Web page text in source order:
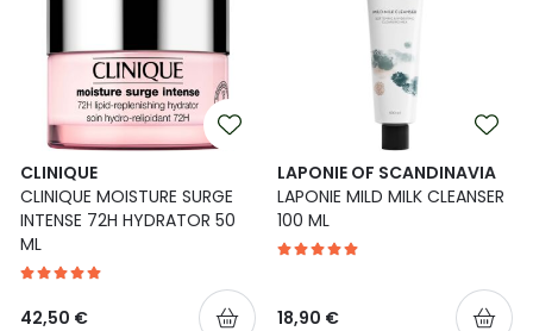
CLINIQUE
CLINIQUE MOISTURE SURGE
INTENSE 72H HYDRATOR 50
ML
42,50 €
LAPONIE OF SCANDINAVIA
LAPONIE MILD MILK CLEANSER
100 ML
18,90 €